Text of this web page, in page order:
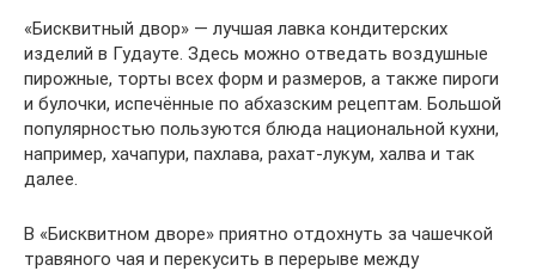
«Бисквитный двор» — лучшая лавка кондитерских
изделий в Гудауте. Здесь можно отведать воздушные
пирожные, торты всех форм и размеров, а также пироги
и булочки, испечённые по абхазским рецептам. Большой
популярностью пользуются блюда национальной кухни,
например, хачапури, пахлава, рахат-лукум, халва и так
далее.
В «Бисквитном дворе» приятно отдохнуть за чашечкой
травяного чая и перекусить в перерыве между